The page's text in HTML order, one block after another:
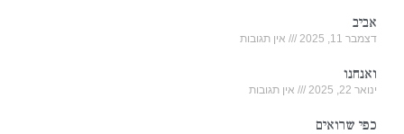
אביב
דצמבר 11, 2025 אין תגובות
ואנחנו
ינואר 22, 2025 אין תגובות
כפי שרואים